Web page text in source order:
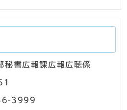
秘書広報課広報広聴係
3999